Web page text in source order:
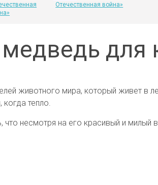
Отечественная война»
для
животного мира, который живет в
тепло.
что несмотря на его красивый и